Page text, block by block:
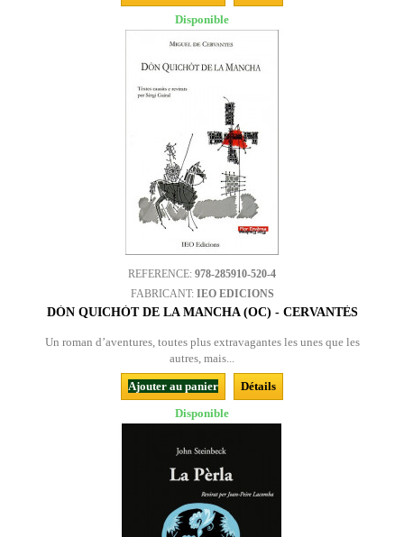
Disponible
REFERENCE: 978-285910-520-4
FABRICANT: IEO EDICIONS
DÒN QUICHÒT DE LA MANCHA (OC) - CERVANTÈS
Un roman d’aventures, toutes plus extravagantes les unes que les
autres, mais...
Ajouter au panier
Détails
Disponible